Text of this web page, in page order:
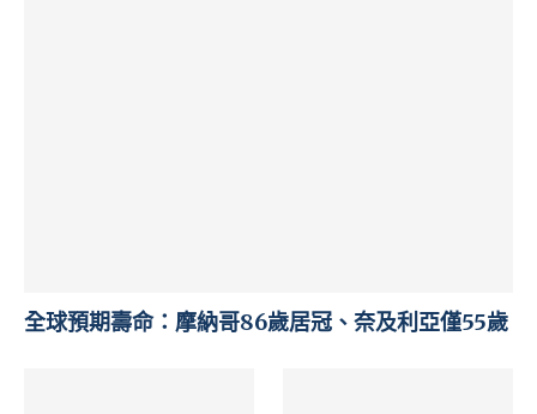
全球預期壽命：摩納哥86歲居冠、奈及利亞僅55歲